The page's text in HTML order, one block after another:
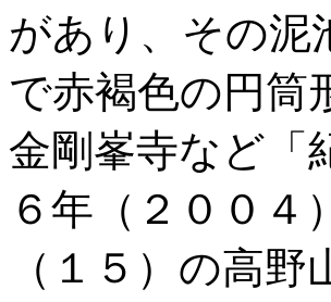
があり、その泥
で赤褐色の円筒
金剛峯寺など「
６年（２００４
（１５）の高